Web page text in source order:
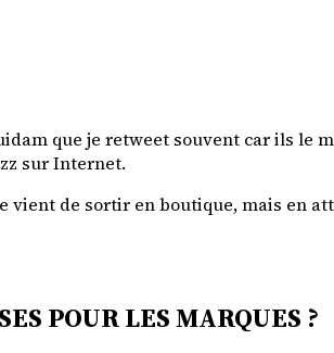
que je retweet souvent car ils le
sur Internet.
vient de sortir en boutique, mais en
POUR LES MARQUES ?